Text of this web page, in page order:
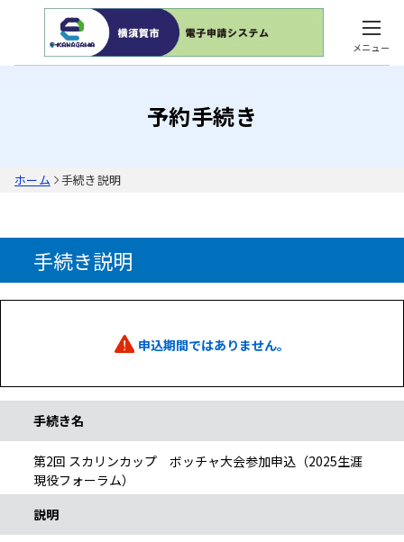
メニュー
予約手続き
ホーム 手続き説明
手続き説明
申込期間ではありません。
手続き名
第2回 スカリンカップ ボッチャ大会参加申込（2025生涯
現役フォーラム）
説明